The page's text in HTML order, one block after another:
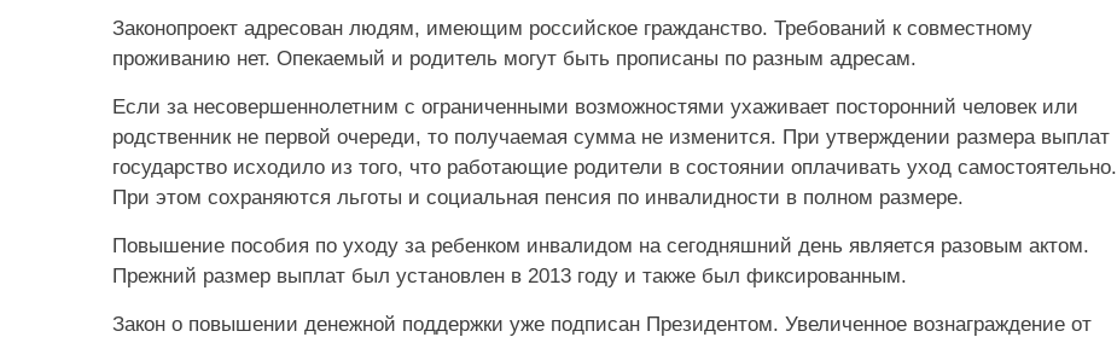
Законопроект адресован людям, имеющим российское гражданство. Требований к совместному
проживанию нет. Опекаемый и родитель могут быть прописаны по разным адресам.
Если за несовершеннолетним с ограниченными возможностями ухаживает посторонний человек или
родственник не первой очереди, то получаемая сумма не изменится. При утверждении размера выплат
государство исходило из того, что работающие родители в состоянии оплачивать уход самостоятельно.
При этом сохраняются льготы и социальная пенсия по инвалидности в полном размере.
Повышение пособия по уходу за ребенком инвалидом на сегодняшний день является разовым актом.
Прежний размер выплат был установлен в 2013 году и также был фиксированным.
Закон о повышении денежной поддержки уже подписан Президентом. Увеличенное вознаграждение от